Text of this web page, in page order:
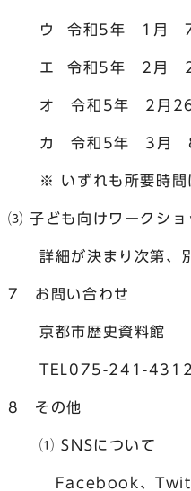
ウ 令和5年 1月 7日
エ 令和5年 2月 2日
オ 令和5年 2月26日
カ 令和5年 3月 8日
※ いずれも所要時間は
⑶ 子ども向けワークショ
詳細が決まり次第、別
7 お問い合わせ
京都市歴史資料館
TEL075-241-4312
8 その他
⑴ SNSについて
Facebook、Twitterで